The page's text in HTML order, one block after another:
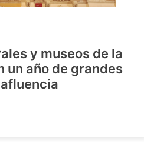
y museos de la
un año de grandes